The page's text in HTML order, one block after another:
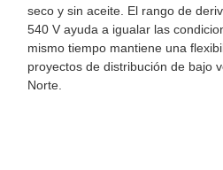
seco y sin aceite. El rango de
540 V ayuda a igualar las
mismo tiempo mantiene una
proyectos de distribución de bajo
Norte.